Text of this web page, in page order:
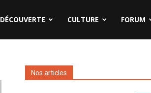
DÉCOUVERTE CULTURE FORUM
Nos articles